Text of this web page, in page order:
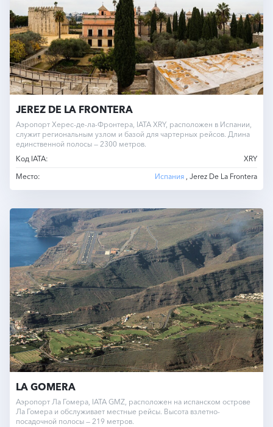
JEREZ DE LA FRONTERA
Аэропорт Херес-де-ла-Фронтера, IATA XRY, расположен в Испании,
служит региональным узлом и базой для чартерных рейсов. Длина
единственной полосы — 2300 метров.
Код IATA:
XRY
Место:
Испания , Jerez De La Frontera
LA GOMERA
Аэропорт Ла Гомера, IATA GMZ, расположен на испанском острове
Ла Гомера и обслуживает местные рейсы. Высота взлетно-
посадочной полосы — 219 метров.